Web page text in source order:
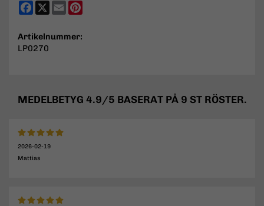
Facebook
X Email
Artikelnummer:
LP0270
MEDELBETYG 4.9/5 BASERAT PÅ 9 ST RÖSTER.
2026-02-19
Mattias